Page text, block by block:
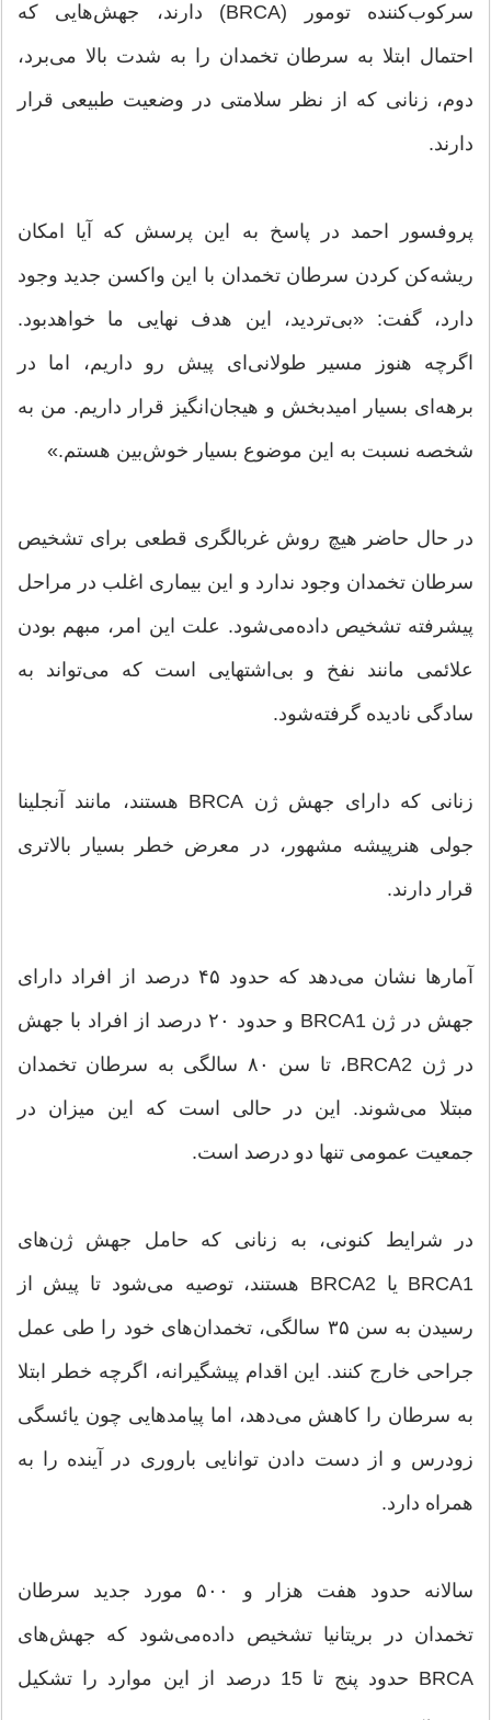
سرکوب‌کننده تومور (BRCA) دارند، جهش‌هایی که
احتمال ابتلا به سرطان تخمدان را به شدت بالا می‌برد،
دوم، زنانی که از نظر سلامتی در وضعیت طبیعی قرار
دارند.
پروفسور احمد در پاسخ به این پرسش که آیا امکان
ریشه‌کن کردن سرطان تخمدان با این واکسن جدید وجود
دارد، گفت: «بی‌تردید، این هدف نهایی ما خواهد‌بود.
اگرچه هنوز مسیر طولانی‌ای پیش رو داریم، اما در
برهه‌ای بسیار امیدبخش و هیجان‌انگیز قرار داریم. من به
شخصه نسبت به این موضوع بسیار خوش‌بین هستم.»
در حال حاضر هیچ روش غربالگری قطعی برای تشخیص
سرطان تخمدان وجود ندارد و این بیماری اغلب در مراحل
پیشرفته تشخیص داده‌می‌شود. علت این امر، مبهم بودن
علائمی مانند نفخ و بی‌اشتهایی است که می‌تواند به
سادگی نادیده گرفته‌شود.
زنانی که دارای جهش ژن BRCA هستند، مانند آنجلینا
جولی هنرپیشه مشهور، در معرض خطر بسیار بالاتری
قرار دارند.
آمارها نشان می‌دهد که حدود ۴۵ درصد از افراد دارای
جهش در ژن BRCA1 و حدود ۲۰ درصد از افراد با جهش
در ژن BRCA2، تا سن ۸۰ سالگی به سرطان تخمدان
مبتلا می‌شوند. این در حالی است که این میزان در
جمعیت عمومی تنها دو درصد است.
در شرایط کنونی، به زنانی که حامل جهش ژن‌های
BRCA1 یا BRCA2 هستند، توصیه می‌شود تا پیش از
رسیدن به سن ۳۵ سالگی، تخمدان‌های خود را طی عمل
جراحی خارج کنند. این اقدام پیشگیرانه، اگرچه خطر ابتلا
به سرطان را کاهش می‌دهد، اما پیامدهایی چون یائسگی
زودرس و از دست دادن توانایی باروری در آینده را به
همراه دارد.
سالانه حدود هفت هزار و ۵۰۰ مورد جدید سرطان
تخمدان در بریتانیا تشخیص داده‌می‌شود که جهش‌های
BRCA حدود پنج تا 15 درصد از این موارد را تشکیل